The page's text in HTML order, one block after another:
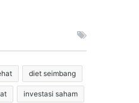
diet seimbang
investasi saham